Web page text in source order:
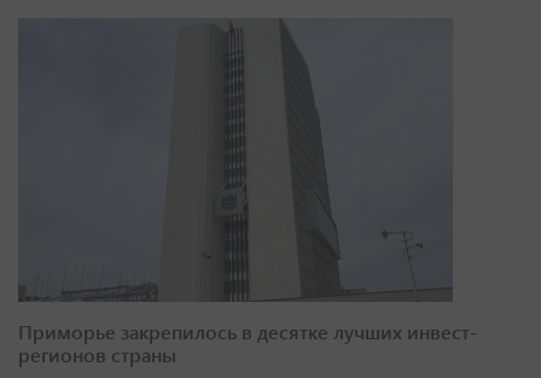
Приморье закрепилось в десятке лучших инвест-
регионов страны